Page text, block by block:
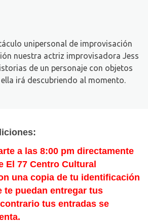
unipersonal de improvisación
nuestra actriz improvisadora Jess
de un personaje con objetos
irá descubriendo al momento.
a las 8:00 pm directamente
El 77 Centro Cultural
una copia de tu identificación
te puedan entregar tus
tus entradas se